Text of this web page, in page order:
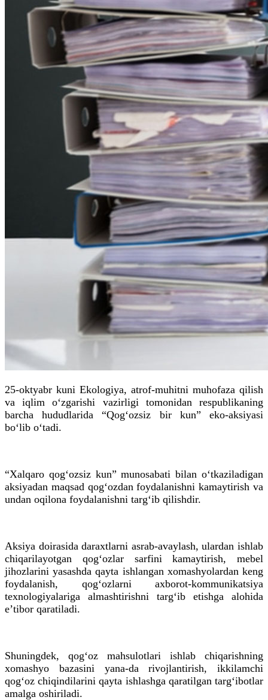
25-oktyabr kuni Ekologiya, atrof-muhitni muhofaza qilish
va iqlim o‘zgarishi vazirligi tomonidan respublikaning
barcha hududlarida “Qog‘ozsiz bir kun” eko-aksiyasi
bo‘lib o‘tadi.
“Xalqaro qog‘ozsiz kun” munosabati bilan o‘tkaziladigan
aksiyadan maqsad qog‘ozdan foydalanishni kamaytirish va
undan oqilona foydalanishni targ‘ib qilishdir.
Aksiya doirasida daraxtlarni asrab-avaylash, ulardan ishlab
chiqarilayotgan qog‘ozlar sarfini kamaytirish, mebel
jihozlarini yasashda qayta ishlangan xomashyolardan keng
foydalanish, qog‘ozlarni axborot-kommunikatsiya
texnologiyalariga almashtirishni targ‘ib etishga alohida
eʼtibor qaratiladi.
Shuningdek, qog‘oz mahsulotlari ishlab chiqarishning
xomashyo bazasini yana-da rivojlantirish, ikkilamchi
qog‘oz chiqindilarini qayta ishlashga qaratilgan targ‘ibotlar
amalga oshiriladi.